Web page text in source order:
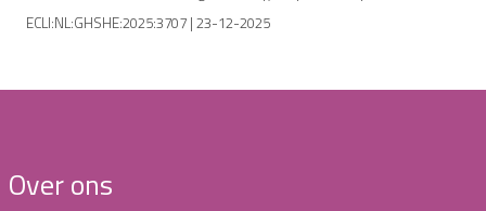
ECLI:NL:GHSHE:2025:3707 | 23-12-2025
Over ons